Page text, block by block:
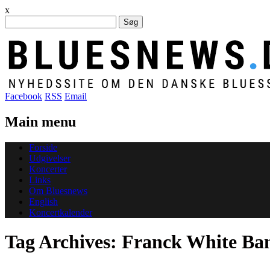
x
efter:
Facebook RSS Email
Main menu
Skip
content
Forside
Udgivelser
Koncerter
Links
Om Bluesnews
English
Koncertkalender
Tag Archives: Franck White